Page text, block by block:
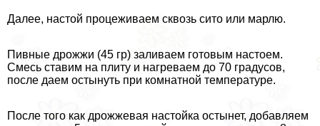
Далее, настой процеживаем сквозь сито или марлю.
Пивные дрожжи (45 гр) заливаем готовым настоем.
Смесь ставим на плиту и нагреваем до 70 градусов,
после даем остынуть при комнатной температуре.
После того как дрожжевая настойка остынет, добавляем